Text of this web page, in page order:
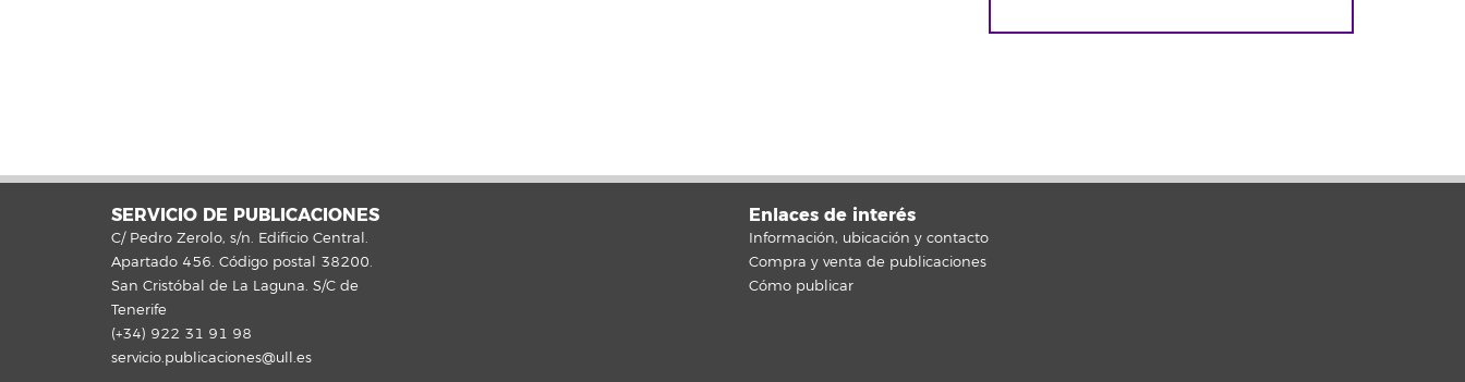
SERVICIO DE PUBLICACIONES
C/ Pedro Zerolo, s/n. Edificio Central.
Apartado 456. Código postal 38200.
San Cristóbal de La Laguna. S/C de
Tenerife
(+34) 922 31 91 98
servicio.publicaciones@ull.es
Enlaces de interés
Información, ubicación y contacto
Compra y venta de publicaciones
Cómo publicar